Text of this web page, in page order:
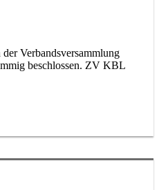
Verbandsversammlung
beschlossen. ZV KBL